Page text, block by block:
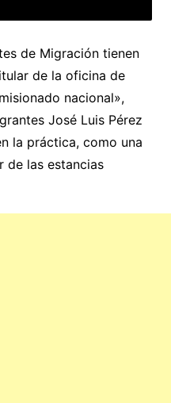
de Migración tienen
de la oficina de
nacional»,
José Luis Pérez
la práctica, como una
de las estancias